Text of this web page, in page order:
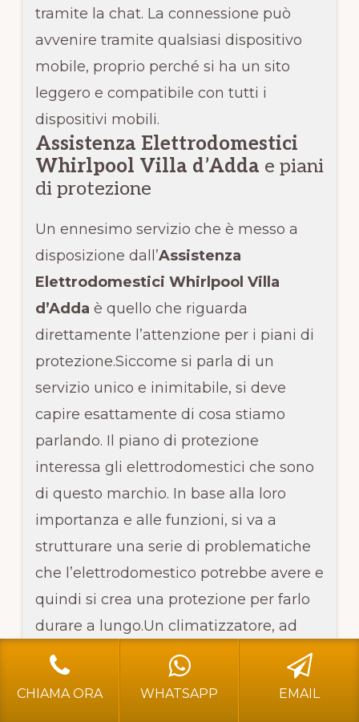
tramite la chat. La connessione può
avvenire tramite qualsiasi dispositivo
mobile, proprio perché si ha un sito
leggero e compatibile con tutti i
dispositivi mobili.
Assistenza Elettrodomestici
Whirlpool Villa d’Adda e piani
di protezione
Un ennesimo servizio che è messo a
disposizione dall’Assistenza
Elettrodomestici Whirlpool Villa
d’Adda è quello che riguarda
direttamente l’attenzione per i piani di
protezione.Siccome si parla di un
servizio unico e inimitabile, si deve
capire esattamente di cosa stiamo
parlando. Il piano di protezione
interessa gli elettrodomestici che sono
di questo marchio. In base alla loro
importanza e alle funzioni, si va a
strutturare una serie di problematiche
che l’elettrodomestico potrebbe avere e
quindi si crea una protezione per farlo
durare a lungo.Un climatizzatore, ad
esempio, è una struttura che si può
usare sia come riscaldamento
Footer
ASSISTENZA WHIRLPOOL BERGAMO
Whirpool a Bergamo e Brescia!
INDIRIZZO: Via G. Garibaldi 54- 24046 Bergamo BG
Leggi L'informativa privacy Cookie Policy (UE) -
Mappa
del Sito
COPYRIGHT [c] 2024 by -
Realizzazione siti internet
Group Communication | Siti Roma
ASSISTENZA WHIRLPOOL BERGAMO
ASSISTENZA WHIRLPOOL BRESCIA
CHIAMA ORA WHATSAPP EMAIL